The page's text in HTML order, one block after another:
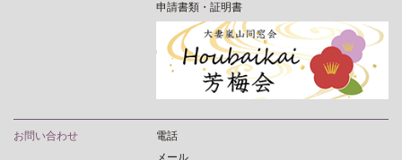
申請書類・証明書
お問い合わせ
電話
メール